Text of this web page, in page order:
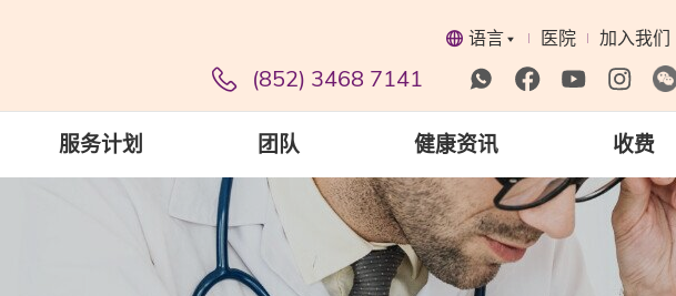
语言
医院 加入我们
(852) 3468 7141
服务计划 团队 健康资讯 收费